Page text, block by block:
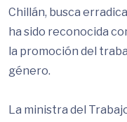
Chillán, busca
ha sido reconocida
la promoción del
género.
La ministra del